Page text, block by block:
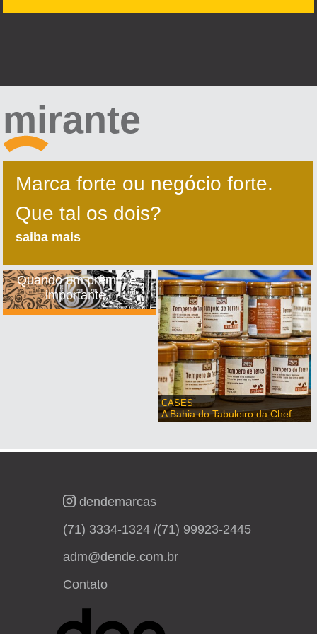
mirante
Marca forte ou negócio forte.
Que tal os dois?
saiba mais
Quando um prêmio é
importante.
CASES
A Bahia do Tabuleiro da Chef
dendemarcas
(71) 3334-1324 /(71) 99923-2445
adm@dende.com.br
Contato